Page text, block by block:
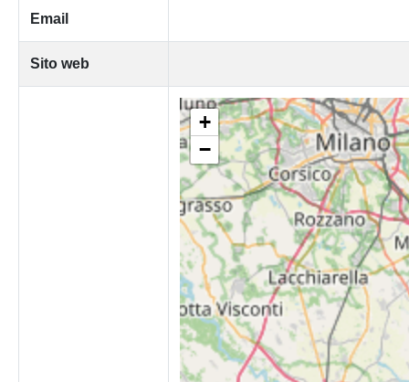
Email
Sito web
+
−